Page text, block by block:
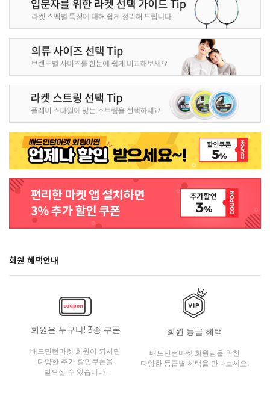
회원 혜택안내
회원은 누구나! 3종 쿠폰
배드민턴마켓 회원이 되시면
다양한 추가 할인쿠폰을
받으실 수 있습니다.
회원 등급 혜택
배드민턴마켓 회원님을 위한
다양한 등급별 혜택을 만나보세요!